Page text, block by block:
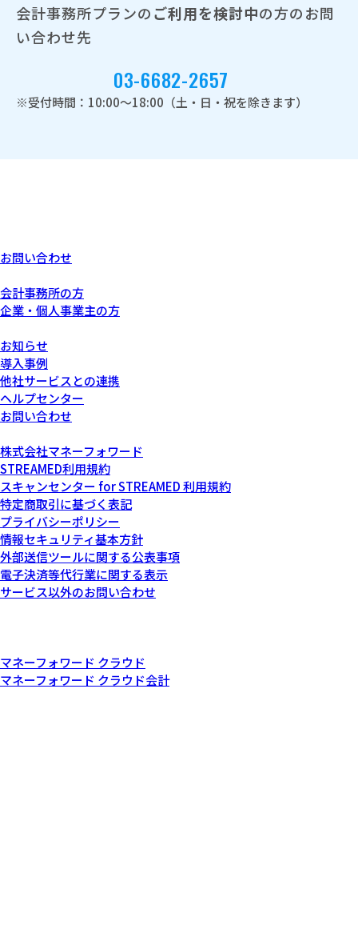
会計事務所プランのご利用を検討中の方のお問
い合わせ先
03-6682-2657
※受付時間：10:00～18:00（土・日・祝を除きます）
お問い合わせ
会計事務所の方
企業・個人事業主の方
お知らせ
導入事例
他社サービスとの連携
ヘルプセンター
お問い合わせ
株式会社マネーフォワード
STREAMED利用規約
スキャンセンター for STREAMED 利用規約
特定商取引に基づく表記
プライバシーポリシー
情報セキュリティ基本方針
外部送信ツールに関する公表事項
電子決済等代行業に関する表示
サービス以外のお問い合わせ
マネーフォワード クラウド
マネーフォワード クラウド会計